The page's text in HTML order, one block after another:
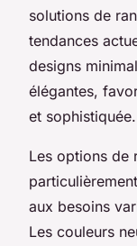
solutions de
tendances
designs
élégantes,
et sophistiquée.
Les options de
aux besoins
Les couleurs